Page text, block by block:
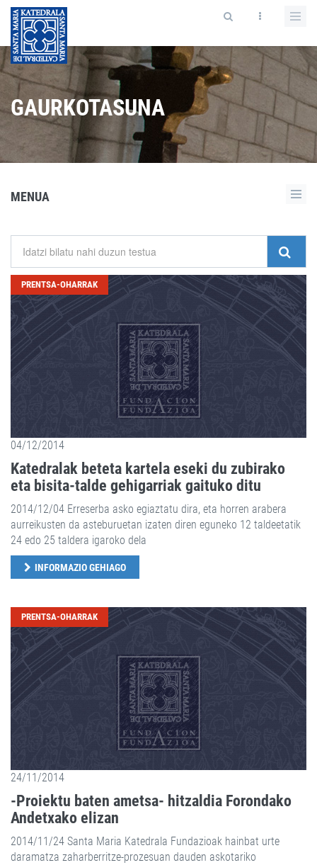
GAURKOTASUNA
MENUA
PRENTSA-OHARRAK
04/12/2014
Katedralak beteta kartela eseki du zubirako
eta bisita-talde gehigarriak gaituko ditu
2014/12/04 Erreserba asko egiaztatu dira, eta horren arabera
aurreikusten da asteburuetan izaten diren eguneko 12 taldeetatik
24 edo 25 taldera igaroko dela
INFORMAZIO GEHIAGO
PRENTSA-OHARRAK
24/11/2014
-Proiektu baten ametsa- hitzaldia Forondako
Andetxako elizan
2014/11/24 Santa Maria Katedrala Fundazioak hainbat urte
daramatza zaharberritze-prozesuan dauden askotariko